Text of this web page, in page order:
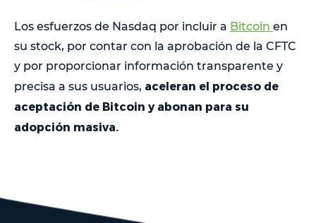
Los esfuerzos de Nasdaq por incluir a Bitcoin en
su stock, por contar con la aprobación de la CFTC
y por proporcionar información transparente y
precisa a sus usuarios, aceleran el proceso de
aceptación de Bitcoin y abonan para su
adopción masiva.